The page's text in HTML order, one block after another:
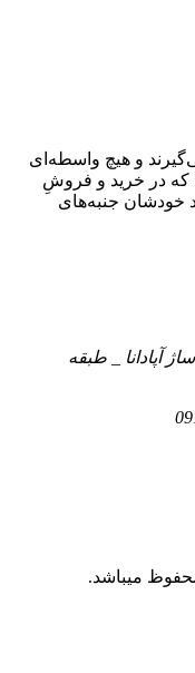
و هیچ واسطه‌ای
که در خرید و فروشِ
خودشان جنبه‌های
آپادانا _ طبقه
میباشد.